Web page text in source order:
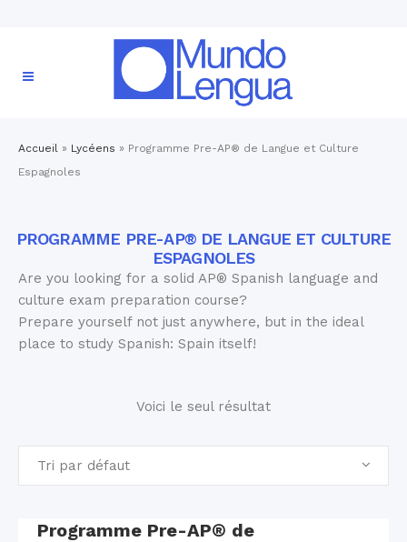
Accueil » Lycéens » Programme Pre-AP® de Langue et Culture
Espagnoles
PROGRAMME PRE-AP® DE LANGUE ET CULTURE
ESPAGNOLES
Are you looking for a solid AP® Spanish language and
culture exam preparation course?
Prepare yourself not just anywhere, but in the ideal
place to study Spanish: Spain itself!
Voici le seul résultat
Tri par défaut
Programme Pre-AP® de